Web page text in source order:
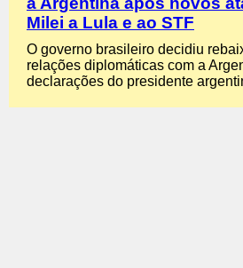
Milei a Lula e ao STF
O governo brasileiro decidiu
relações diplomáticas com a
declarações do presidente